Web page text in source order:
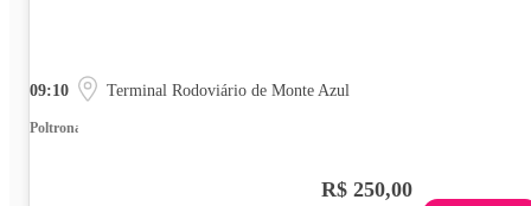
09:10 Terminal Rodoviário de Monte Azul
Poltrona
R$ 250,00